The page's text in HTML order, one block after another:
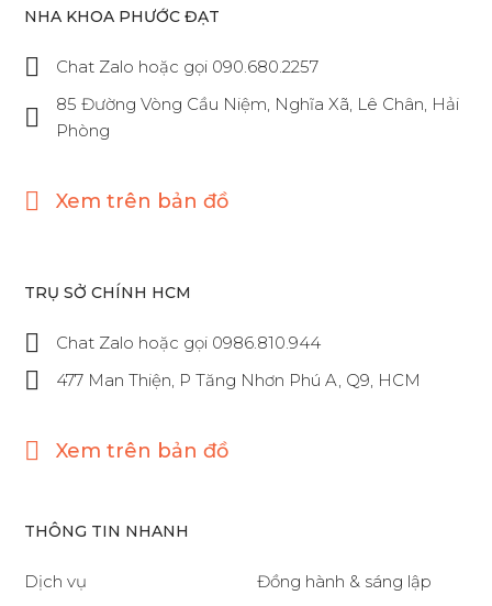
NHA KHOA PHƯỚC ĐẠT
Chat Zalo hoặc gọi 090.680.2257
85 Đường Vòng Cầu Niệm, Nghĩa Xã, Lê Chân, Hải
Phòng
Xem trên bản đồ
TRỤ SỞ CHÍNH HCM
Chat Zalo hoặc gọi 0986.810.944
477 Man Thiện, P Tăng Nhơn Phú A, Q9, HCM
Xem trên bản đồ
THÔNG TIN NHANH
Dịch vụ
Đồng hành & sáng lập